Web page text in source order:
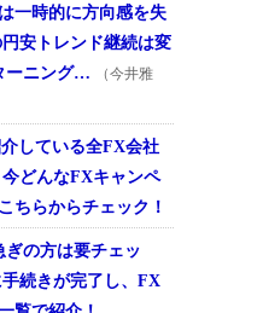
一時的に方向感を失
安トレンド継続は変
ーニング…
（今井雅
している全FX会社
どんなFXキャンペ
ちらからチェック！
の方は要チェッ
続きが完了し、FX